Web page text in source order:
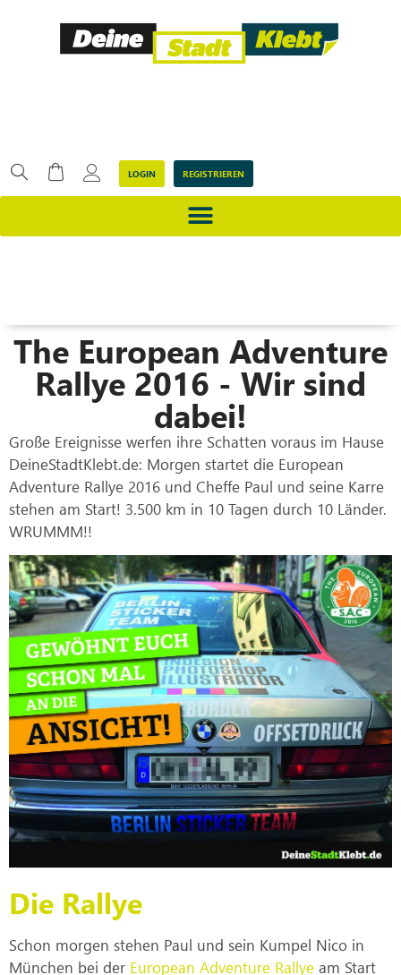
LOGIN REGISTRIEREN
The European Adventure
Rallye 2016 - Wir sind
dabei!
Große Ereignisse werfen ihre Schatten voraus im Hause
DeineStadtKlebt.de: Morgen startet die European
Adventure Rallye 2016 und Cheffe Paul und seine Karre
stehen am Start! 3.500 km in 10 Tagen durch 10 Länder.
WRUMMM!!
Die Rallye
Schon morgen stehen Paul und sein Kumpel Nico in
München bei der European Adventure Rallye am Start